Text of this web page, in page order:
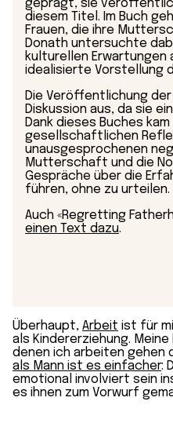
geprägt, sie
diesem Titel. Im Buch
Frauen, die ihre
Donath untersuchte
kulturellen Erwartungen
idealisierte Vorstellung
Die Veröffentlichung
Diskussion aus, da sie
Dank dieses Buches
gesellschaftlichen
unausgesprochenen
Mutterschaft und die
Gespräche über die
führen, ohne zu urteilen.
Auch «Regretting
einen Text dazu.
Überhaupt, Arbeit ist für
als Kindererziehung.
denen ich arbeiten gehen
als Mann ist es einfacher:
emotional involviert sein
es ihnen zum Vorwurf